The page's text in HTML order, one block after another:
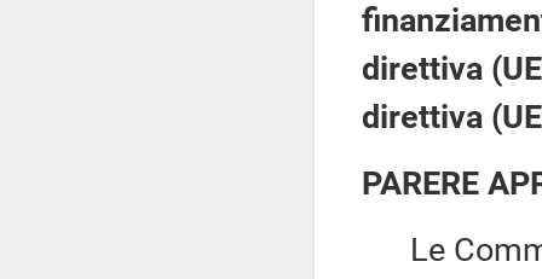
direttiva
direttiva
PARERE
Le